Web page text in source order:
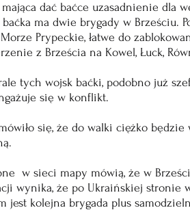
dać baćce uzasadnienie dla
ma dwie brygady w Brześciu.
Prypeckie, łatwe do
z Brześcia na Kowel, Łuck,
tych wojsk baćki, podobno już
się w konflikt.
się, że do walki ciężko będzie
w sieci mapy mówią, że w
wynika, że po Ukraińskiej stronie
jest kolejna brygada plus